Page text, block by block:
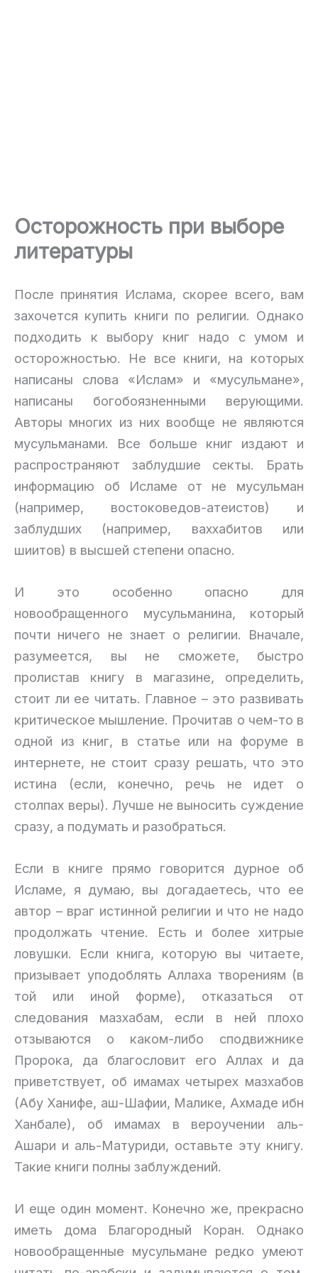
Осторожность при выборе
литературы
После принятия Ислама, скорее всего, вам
захочется купить книги по религии. Однако
подходить к выбору книг надо с умом и
осторожностью. Не все книги, на которых
написаны слова «Ислам» и «мусульмане»,
написаны богобоязненными верующими.
Авторы многих из них вообще не являются
мусульманами. Все больше книг издают и
распространяют заблудшие секты. Брать
информацию об Исламе от не мусульман
(например, востоковедов-атеистов) и
заблудших (например, ваххабитов или
шиитов) в высшей степени опасно.
И это особенно опасно для
новообращенного мусульманина, который
почти ничего не знает о религии. Вначале,
разумеется, вы не сможете, быстро
пролистав книгу в магазине, определить,
стоит ли ее читать. Главное – это развивать
критическое мышление. Прочитав о чем-то в
одной из книг, в статье или на форуме в
интернете, не стоит сразу решать, что это
истина (если, конечно, речь не идет о
столпах веры). Лучше не выносить суждение
сразу, а подумать и разобраться.
Если в книге прямо говорится дурное об
Исламе, я думаю, вы догадаетесь, что ее
автор – враг истинной религии и что не надо
продолжать чтение. Есть и более хитрые
ловушки. Если книга, которую вы читаете,
призывает уподоблять Аллаха творениям (в
той или иной форме), отказаться от
следования мазхабам, если в ней плохо
отзываются о каком-либо сподвижнике
Пророка, да благословит его Аллах и да
приветствует, об имамах четырех мазхабов
(Абу Ханифе, аш-Шафии, Малике, Ахмаде ибн
Ханбале), об имамах в вероучении аль-
Ашари и аль-Матуриди, оставьте эту книгу.
Такие книги полны заблуждений.
И еще один момент. Конечно же, прекрасно
иметь дома Благородный Коран. Однако
новообращенные мусульмане редко умеют